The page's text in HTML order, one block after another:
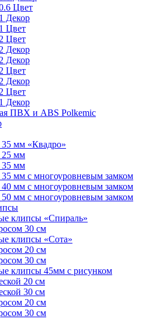
Цвет
Декор
Цвет
Цвет
Декор
Декор
Цвет
Декор
Цвет
Декор
ПВХ и ABS Polkemic
мм «Квадро»
мм
мм
мм с многоуровневым замком
мм с многоуровневым замком
мм с многоуровневым замком
клипсы «Спираль»
30 см
клипсы «Сота»
20 см
30 см
клипсы 45мм с рисунком
20 см
30 см
20 см
30 см